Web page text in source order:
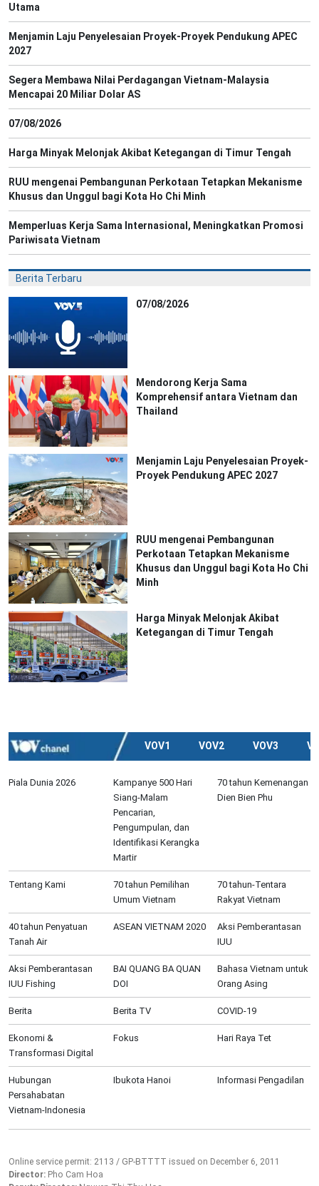
Utama
Menjamin Laju Penyelesaian Proyek-Proyek Pendukung APEC
2027
Segera Membawa Nilai Perdagangan Vietnam-Malaysia
Mencapai 20 Miliar Dolar AS
07/08/2026
Harga Minyak Melonjak Akibat Ketegangan di Timur Tengah
RUU mengenai Pembangunan Perkotaan Tetapkan Mekanisme
Khusus dan Unggul bagi Kota Ho Chi Minh
Memperluas Kerja Sama Internasional, Meningkatkan Promosi
Pariwisata Vietnam
Berita Terbaru
07/08/2026
Mendorong Kerja Sama
Komprehensif antara Vietnam dan
Thailand
Menjamin Laju Penyelesaian Proyek-
Proyek Pendukung APEC 2027
RUU mengenai Pembangunan
Perkotaan Tetapkan Mekanisme
Khusus dan Unggul bagi Kota Ho Chi
Minh
Harga Minyak Melonjak Akibat
Ketegangan di Timur Tengah
VOV1 VOV2 VOV3
Piala Dunia 2026
Kampanye 500 Hari
Siang-Malam
Pencarian,
Pengumpulan, dan
Identifikasi Kerangka
Martir
70 tahun Kemenangan
Dien Bien Phu
Tentang Kami
70 tahun Pemilihan
Umum Vietnam
70 tahun-Tentara
Rakyat Vietnam
40 tahun Penyatuan
Tanah Air
ASEAN VIETNAM 2020
Aksi Pemberantasan
IUU
Aksi Pemberantasan
IUU Fishing
BAI QUANG BA QUAN
DOI
Bahasa Vietnam untuk
Orang Asing
Berita Berita TV COVID-19
Ekonomi &
Transformasi Digital
Fokus Hari Raya Tet
Hubungan
Persahabatan
Vietnam-Indonesia
Ibukota Hanoi Informasi Pengadilan
Online service permit: 2113 / GP-BTTTT issued on December 6, 2011
Director: Pho Cam Hoa